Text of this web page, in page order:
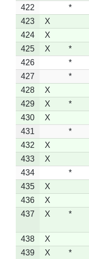
422
*
423
X
424
X
425
X *
426
*
427
*
428
X
429
X *
430
X
431
*
432
X
433
X
434
*
435
X
436
X
437
X *
438 X
439
X *